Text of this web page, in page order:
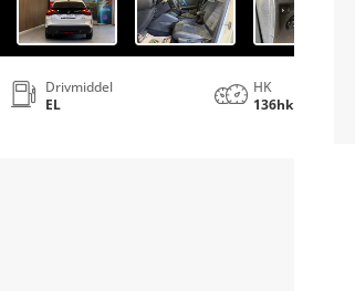
Drivmiddel
EL
HK
136hk